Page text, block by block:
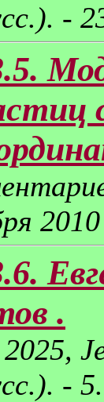
-
2010
.
-